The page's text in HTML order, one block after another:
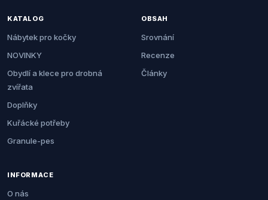
KATALOG
Nábytek pro kočky
NOVINKY
Obydlí a klece pro drobná
zvířata
Doplňky
Kuřácké potřeby
Granule-pes
OBSAH
Srovnání
Recenze
Články
INFORMACE
O nás